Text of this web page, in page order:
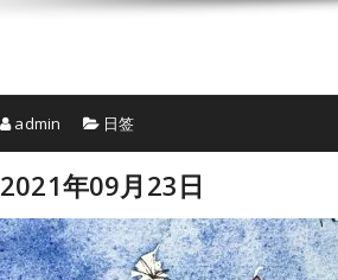
admin 日签
2021年09月23日